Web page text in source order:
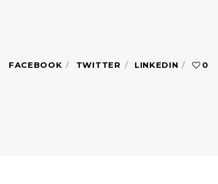
FACEBOOK TWITTER LINKEDIN 0